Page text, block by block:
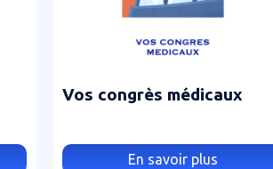
Vos congrès médicaux
En savoir plus